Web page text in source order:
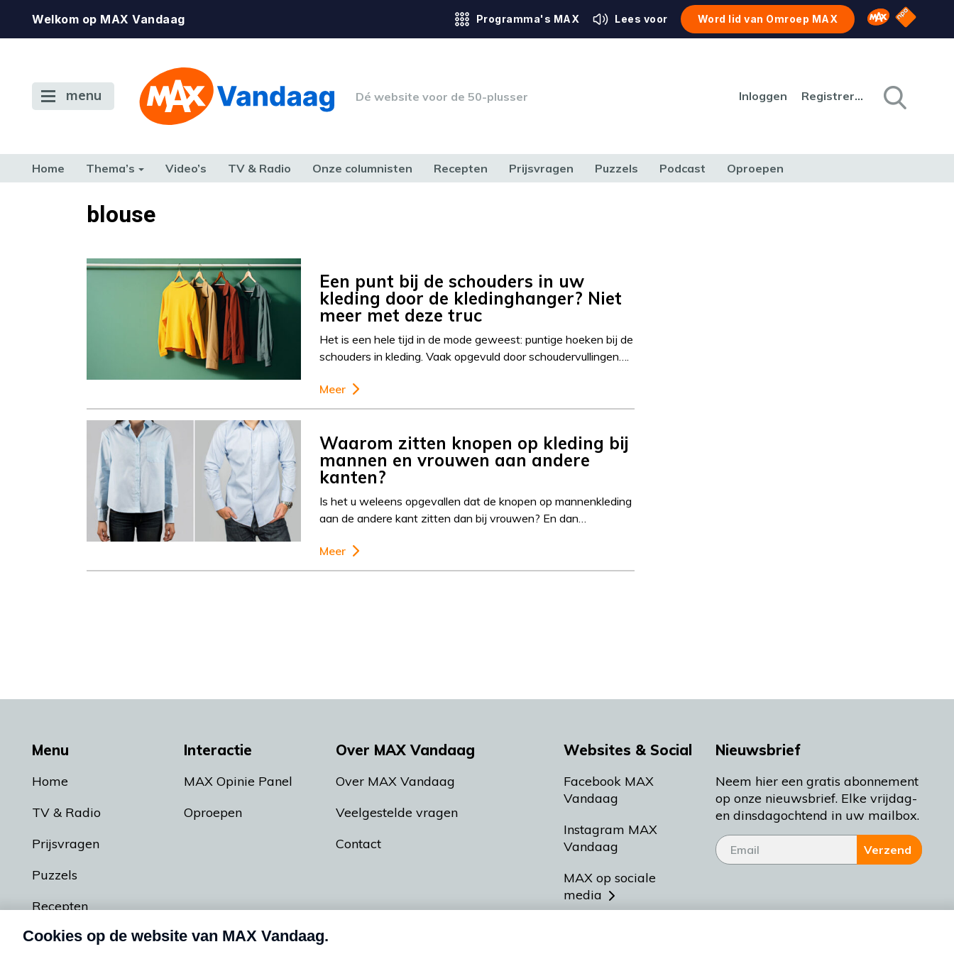
Welkom op MAX Vandaag Programma's MAX Lees voor Word lid van Omroep MAX Omroep MAX
NPO
menu Dé website voor de 50-plusser Inloggen Registreren
Home Thema’s Video’s TV & Radio Onze columnisten Recepten Prijsvragen Puzzels Podcast Oproepen
TERUG NAAR TOENblouse
Een punt bij de schouders in uw
kleding door de kledinghanger? Niet
meer met deze truc
Het is een hele tijd in de mode geweest: puntige hoeken bij de
schouders in kleding. Vaak opgevuld door schoudervullingen….
Meer
Waarom zitten knopen op kleding bij
mannen en vrouwen aan andere
kanten?
Is het u weleens opgevallen dat de knopen op mannenkleding
aan de andere kant zitten dan bij vrouwen? En dan…
Meer
Menu
Home
TV & Radio
Prijsvragen
Puzzels
Recepten
Podcasts
Interactie
MAX Opinie Panel
Oproepen
Over MAX Vandaag
Over MAX Vandaag
Veelgestelde vragen
Contact
Websites & Social
Facebook MAX
Vandaag
Instagram MAX
Vandaag
MAX op sociale
media
Nieuwsbrief
Neem hier een gratis abonnement
op onze nieuwsbrief. Elke vrijdag-
en dinsdagochtend in uw mailbox.
Verzend